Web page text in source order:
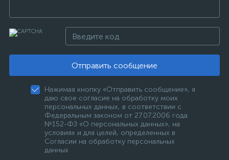
Отправить сообщение
Нажимая кнопку «Отправить сообщение», я
даю свое согласие на обработку моих
персональных данных, в соответствии с
Федеральным законом от 27.07.2006 года
№152-ФЗ «О персональных данных», на
условиях и для целей, определенных в
Согласии на обработку персональных
данных